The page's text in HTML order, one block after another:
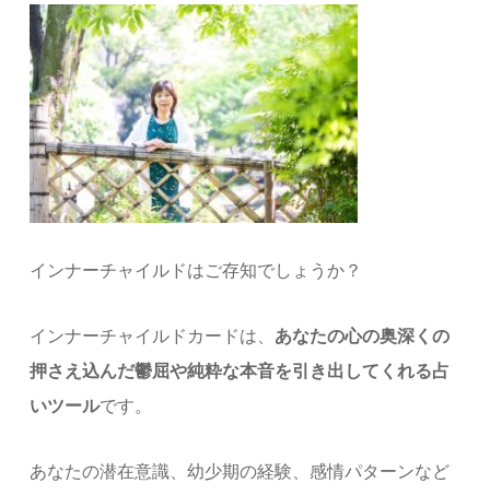
インナーチャイルドはご存知でしょうか？
インナーチャイルドカードは、 あなたの心の奥深くの
押さえ込んだ鬱屈や純粋な本音を引き出してくれる占
いツールです。
あなたの潜在意識、幼少期の経験、感情パターンなど